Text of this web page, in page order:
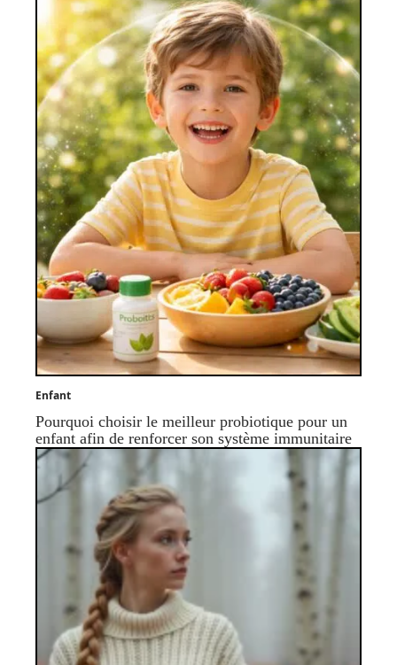
Enfant
Pourquoi choisir le meilleur probiotique pour un
enfant afin de renforcer son système immunitaire